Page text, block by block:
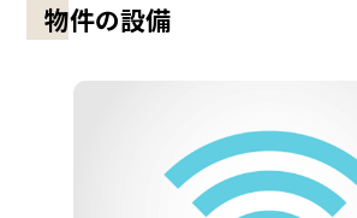
物件の設備